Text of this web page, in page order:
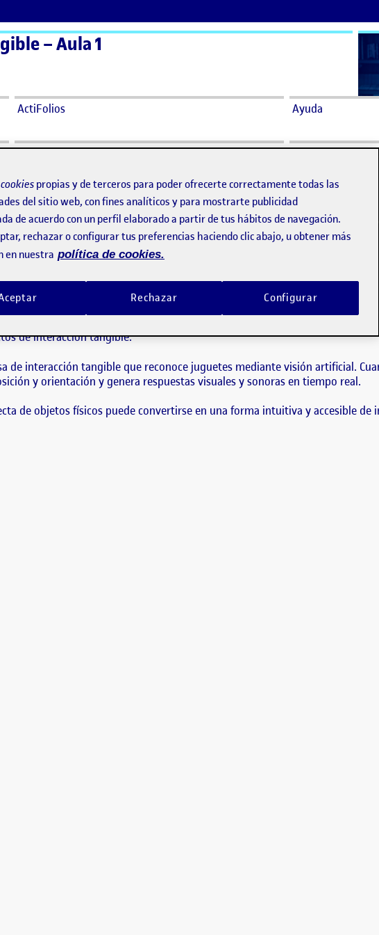
– Aula 1
ActiFolios Ayuda
de interacción tangible. También, analizo un proyecto que trata de una mesa de
de interacción tangible.
de interacción tangible que reconoce juguetes mediante visión artificial.
y orientación y genera respuestas visuales y sonoras en tiempo real.
de objetos físicos puede convertirse en una forma intuitiva y accesible
cookies propias y de terceros para poder ofrecerte correctamente todas las
del sitio web, con fines analíticos y para mostrarte publicidad
de acuerdo con un perfil elaborado a partir de tus hábitos de navegación.
rechazar o configurar tus preferencias haciendo clic abajo, u obtener más
en nuestra política de cookies.
Rechazar Configurar